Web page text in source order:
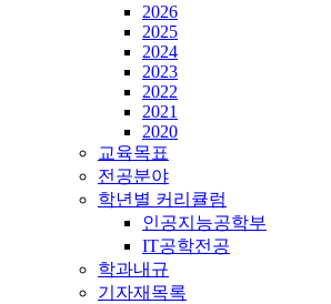
2026
2025
2024
2023
2022
2021
2020
교육목표
전공분야
학년별 커리큘럼
인공지능공학부
IT공학전공
학과내규
기자재목록